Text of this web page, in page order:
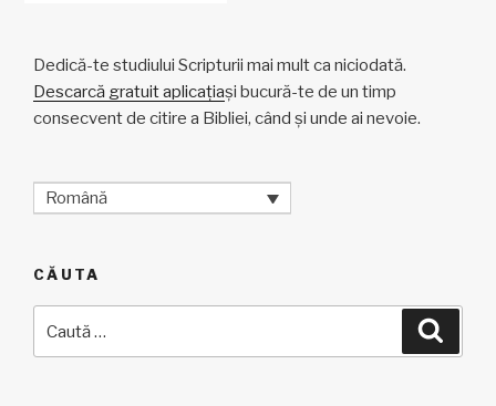
Dedică-te studiului Scripturii mai mult ca niciodată.
Descarcă gratuit aplicațiași bucură-te de un timp
consecvent de citire a Bibliei, când și unde ai nevoie.
Română
CĂUTA
după: